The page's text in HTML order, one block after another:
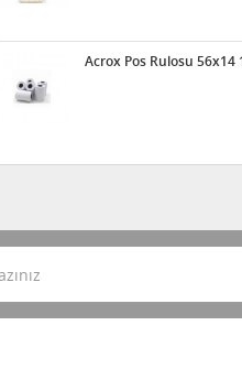
Acrox Pos Rulosu 56x14